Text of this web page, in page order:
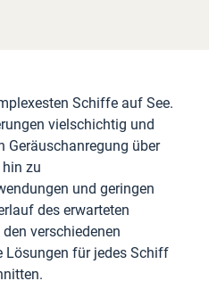
Schiffe auf See.
vielschichtig und
Geräuschanregung über
zu
und geringen
des erwarteten
verschiedenen
Lösungen für jedes Schiff